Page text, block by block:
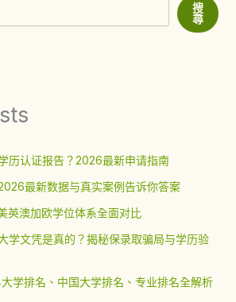
搜
尋
历认证报告？2026最新申请指南
最新数据与真实案例告诉你答案
英澳加欧学位体系全面对比
学文凭是真的？揭秘保录取骗局与学历验
学排名、中国大学排名、专业排名全解析